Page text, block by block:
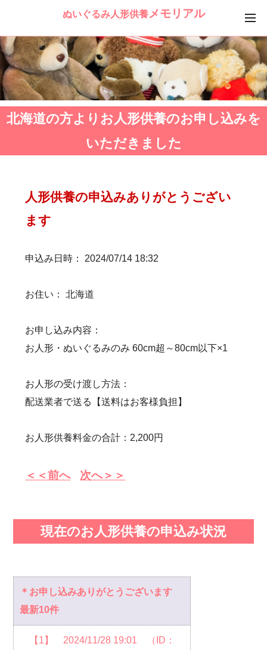
ぬいぐるみ人形供養メモリアル
北海道の方よりお人形供養のお申し込みを
いただきました
人形供養の申込みありがとうござい
ます
申込み日時： 2024/07/14 18:32
お住い： 北海道
お申し込み内容：
お人形・ぬいぐるみのみ 60cm超～80cm以下×1
お人形の受け渡し方法：
配送業者で送る【送料はお客様負担】
お人形供養料金の合計：2,200円
＜＜前へ 次へ＞＞
現在のお人形供養の申込み状況
＊お申し込みありがとうございます
最新10件
【1】 2024/11/28 19:01 （ID：